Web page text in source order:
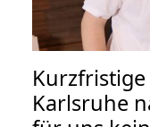
Karlsruhe